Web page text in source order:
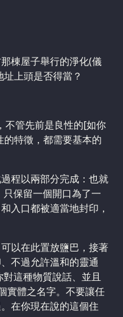
棟屋子舉行的淨化(儀
址上頭是否得當？
不管先前是良性的[如你
特徵，都需要基本的
程以兩部分完成：也就
保留一個開口為了一
入口都被適當地封印，
以在此置放鹽巴，接著
不過允許溫和的靈通
這種物質說話、並且
實體之名字。不要讓任
在你現在說的這個住